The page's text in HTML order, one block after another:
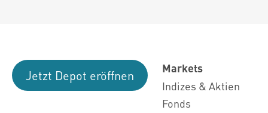
Jetzt Depot eröffnen
Markets
Indizes & Aktien
Fonds